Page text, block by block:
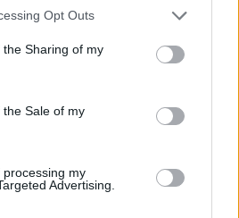
app uses one or more Google
usage behaviour. You may click to
Google and its third-party tags to
purposes in below Google
Opt Outs
Sharing of my
Sale of my
my
Advertising.
hogy kivételesen most
Megnyitotta a csapot,
elmosott a egy tányért, majd